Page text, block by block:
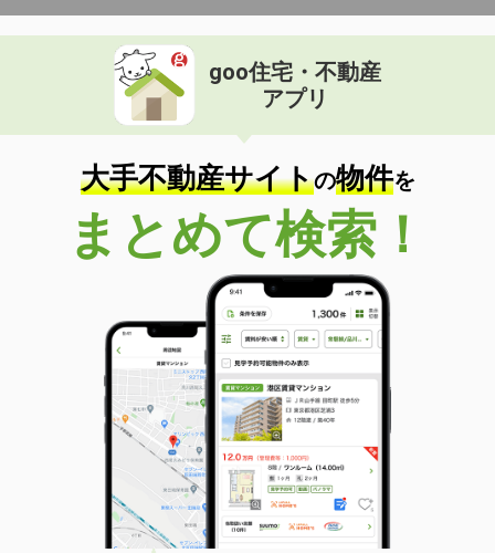
goo住宅・不動産
アプリ
大手不動産サイトの物件を
まとめて検索！